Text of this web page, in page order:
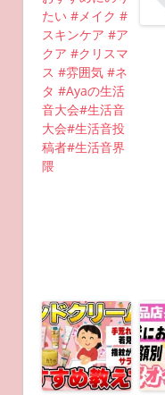
たい #メイク #
スキンケア #ア
クア #クリスマ
ス #雰囲気 #ネ
タ #Ayaの生活
音大会#生活音
大会#生活音投
稿者#生活音界
隈